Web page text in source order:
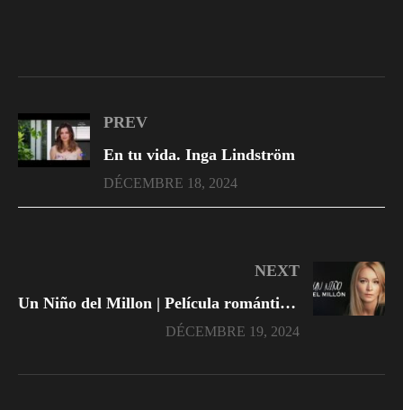
PREV
En tu vida. Inga Lindström
DÉCEMBRE 18, 2024
NEXT
Un Niño del Millon | Película romántica en Español Latino
DÉCEMBRE 19, 2024